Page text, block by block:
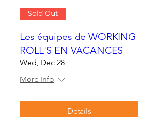
Sold Out
Les équipes de WORKING
ROLL'S EN VACANCES
Wed, Dec 28
More info
Details